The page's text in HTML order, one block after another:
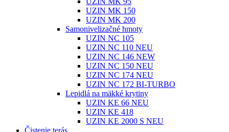
UZIN MK 150
UZIN MK 200
Samonivelizačné hmoty
UZIN NC 105
UZIN NC 110 NEU
UZIN NC 146 NEW
UZIN NC 150 NEU
UZIN NC 174 NEU
UZIN NC 172 BI-TURBO
Lepidlá na mäkké krytiny
UZIN KE 66 NEU
UZIN KE 418
UZIN KE 2000 S NEU
Čistenie terás